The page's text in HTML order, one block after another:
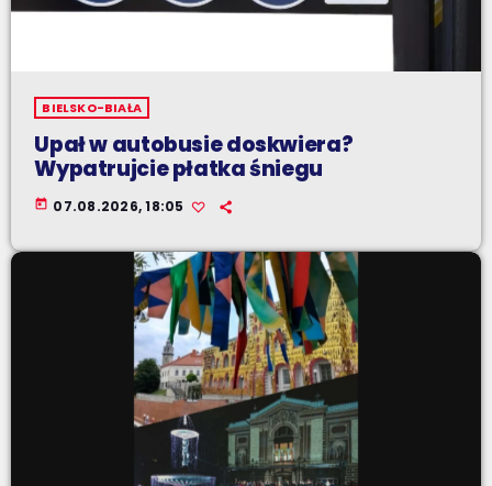
BIELSKO-BIAŁA
Upał w autobusie doskwiera?
Wypatrujcie płatka śniegu
today 07.08.2026, 18:05